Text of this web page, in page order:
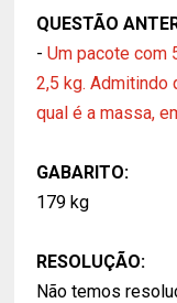
QUESTÃO
-Um pacote com
2,5 kg. Admitindo
qual é a massa,
GABARITO:
179 kg
RESOLUÇÃO:
Não temos